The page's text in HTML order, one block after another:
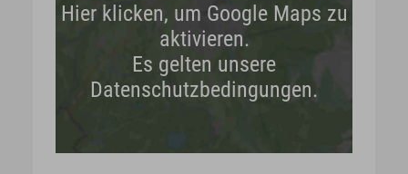
Hier klicken, um Google Maps zu
aktivieren.
Es gelten unsere
Datenschutzbedingungen.